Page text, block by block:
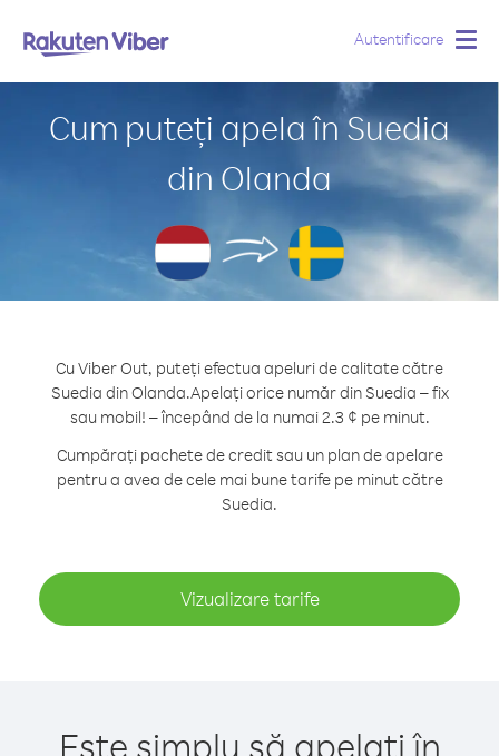
Autentificare
Cum puteți apela în Suedia
din Olanda
Cu Viber Out, puteți efectua apeluri de calitate către
Suedia din Olanda.Apelați orice număr din Suedia – fix
sau mobil! – începând de la numai 2.3 ¢ pe minut.
Cumpărați pachete de credit sau un plan de apelare
pentru a avea de cele mai bune tarife pe minut către
Suedia.
Vizualizare tarife
Este simplu să apelați în